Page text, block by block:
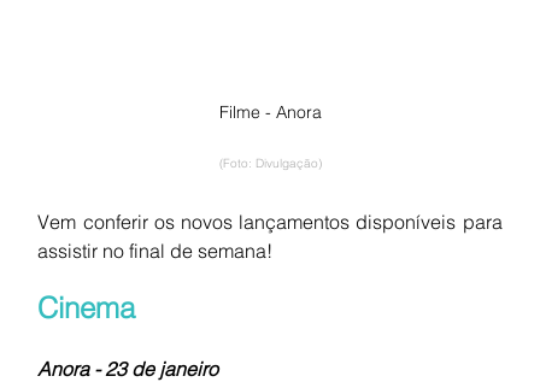
Filme - Anora
(Foto: Divulgação)
Vem conferir os novos lançamentos disponíveis para
assistir no final de semana!
Cinema
Anora - 23 de janeiro